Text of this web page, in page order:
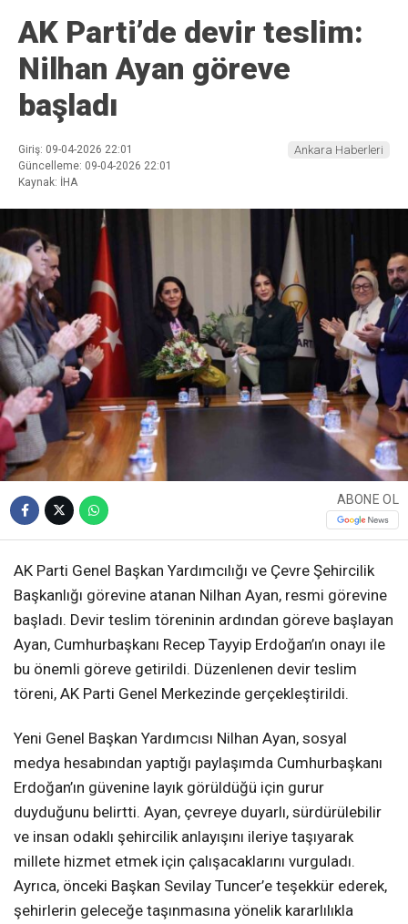
AK Parti’de devir teslim:
Nilhan Ayan göreve
başladı
Giriş: 09-04-2026 22:01
Güncelleme: 09-04-2026 22:01
Kaynak: İHA
Ankara Haberleri
ABONE OL
AK Parti Genel Başkan Yardımcılığı ve Çevre Şehircilik
Başkanlığı görevine atanan Nilhan Ayan, resmi görevine
başladı. Devir teslim töreninin ardından göreve başlayan
Ayan, Cumhurbaşkanı Recep Tayyip Erdoğan’ın onayı ile
bu önemli göreve getirildi. Düzenlenen devir teslim
töreni, AK Parti Genel Merkezinde gerçekleştirildi.
Yeni Genel Başkan Yardımcısı Nilhan Ayan, sosyal
medya hesabından yaptığı paylaşımda Cumhurbaşkanı
Erdoğan’ın güvenine layık görüldüğü için gurur
duyduğunu belirtti. Ayan, çevreye duyarlı, sürdürülebilir
ve insan odaklı şehircilik anlayışını ileriye taşıyarak
millete hizmet etmek için çalışacaklarını vurguladı.
Ayrıca, önceki Başkan Sevilay Tuncer’e teşekkür ederek,
şehirlerin geleceğe taşınmasına yönelik kararlılıkla